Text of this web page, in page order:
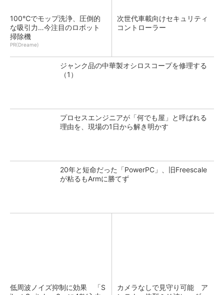
100℃でモップ洗浄、圧倒的
な吸引力…今注目のロボット
掃除機
PR(Dreame)
次世代車載向けセキュリティ
コントローラー
ジャンク品の中華製オシロスコープを修理する
（1）
プロセスエンジニアが「何でも屋」と呼ばれる
理由を、現場の1日から解き明かす
20年と短命だった「PowerPC」、旧Freescale
が粘るもArmに勝てず
低周波ノイズ抑制に効果 「S
カメラなしで見守り可能 ア